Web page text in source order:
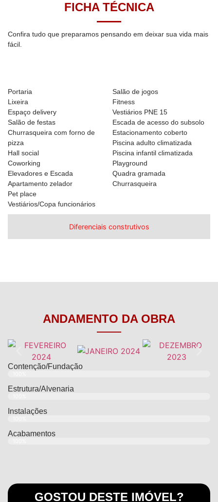
FICHA TÉCNICA
Confira tudo que preparamos pensando em deixar sua vida mais
fácil.
Diferenciais construtivos
Portaria
Lixeira
Espaço delivery
Salão de festas
Churrasqueira com forno de
pizza
Hall social
Coworking
Elevadores e Escada
Apartamento zelador
Pet place
Vestiários/Copa funcionários
Salão de jogos
Fitness
Vestiários PNE 15
Escada de acesso do subsolo
Estacionamento coberto
Piscina adulto climatizada
Piscina infantil climatizada
Playground
Quadra gramada
Churrasqueira
ANDAMENTO DA OBRA
Contenção/Fundação
Estrutura/Alvenaria
Instalações
Acabamentos
GOSTOU DESTE IMÓVEL?